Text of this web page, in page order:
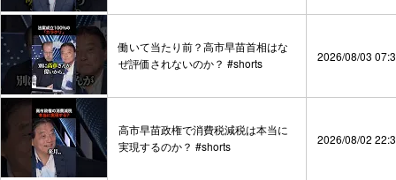
働いて当たり前？高市早苗首相はな
ぜ評価されないのか？ #shorts
2026/08/03
高市早苗政権で消費税減税は本当に
実現するのか？ #shorts
2026/08/02